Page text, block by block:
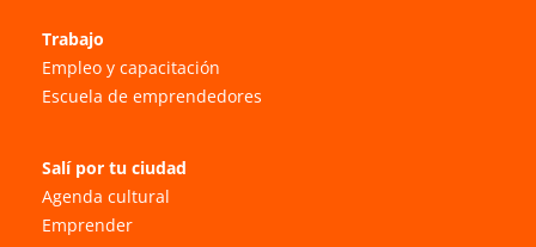
Trabajo
Empleo y capacitación
Escuela de emprendedores
Salí por tu ciudad
Agenda cultural
Emprender